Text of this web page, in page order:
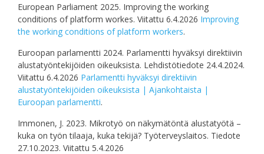
European Parliament 2025. Improving the working
conditions of platform workes. Viitattu 6.4.2026 Improving
the working conditions of platform workers.
Euroopan parlamentti 2024. Parlamentti hyväksyi direktiivin
alustatyöntekijöiden oikeuksista. Lehdistötiedote 24.4.2024.
Viitattu 6.4.2026 Parlamentti hyväksyi direktiivin
alustatyöntekijöiden oikeuksista | Ajankohtaista |
Euroopan parlamentti.
Immonen, J. 2023. Mikrotyö on näkymätöntä alustatyötä –
kuka on työn tilaaja, kuka tekijä? Työterveyslaitos. Tiedote
27.10.2023. Viitattu 5.4.2026